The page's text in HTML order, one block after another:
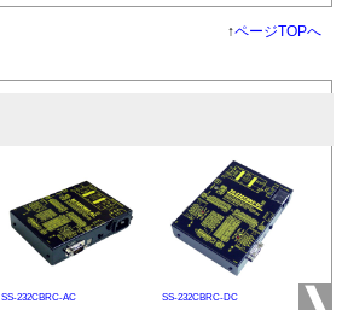
↑ページTOPへ
SS-232CBRC-AC
SS-232CBRC-DC